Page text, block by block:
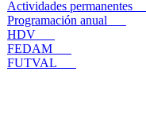
Actividades permanentes
Programación anual
HDV
FEDAM
FUTVAL